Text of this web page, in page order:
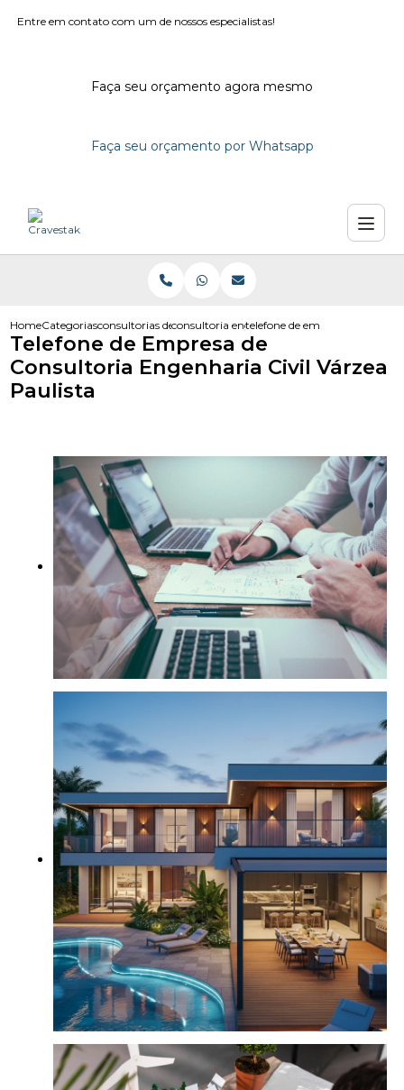
Entre em contato com um de nossos especialistas!
Faça seu orçamento agora mesmo
Faça seu orçamento por Whatsapp
HomeCategoriasconsultorias de engenhariaconsultoria engenharia em sao paulo
telefone de empresa de
Telefone de Empresa de
Consultoria Engenharia Civil Várzea
Paulista